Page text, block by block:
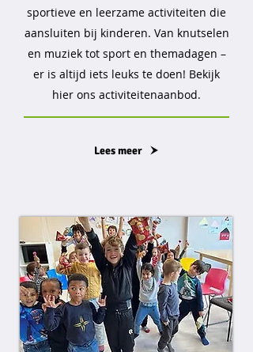
sportieve en leerzame activiteiten die
aansluiten bij kinderen. Van knutselen
en muziek tot sport en themadagen –
er is altijd iets leuks te doen! Bekijk
hier ons activiteitenaanbod.
Lees meer